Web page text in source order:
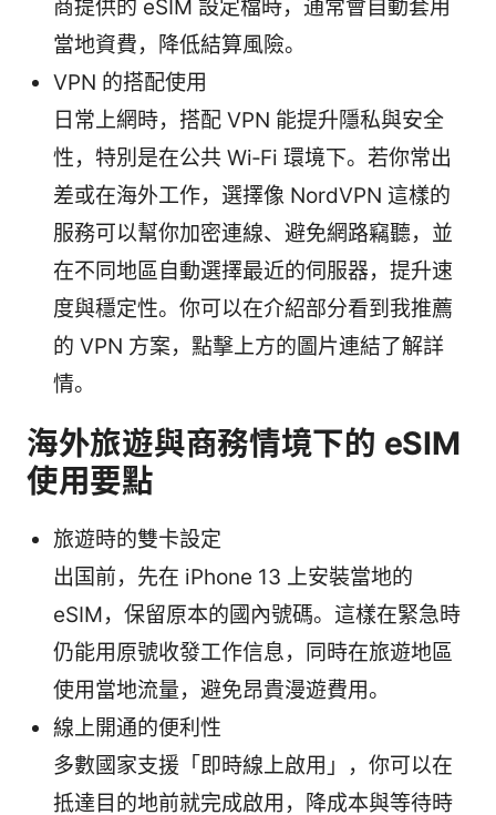
商提供的 eSIM 設定檔時，通常會自動套用
當地資費，降低結算風險。
VPN 的搭配使用
日常上網時，搭配 VPN 能提升隱私與安全
性，特別是在公共 Wi‑Fi 環境下。若你常出
差或在海外工作，選擇像 NordVPN 這樣的
服務可以幫你加密連線、避免網路竊聽，並
在不同地區自動選擇最近的伺服器，提升速
度與穩定性。你可以在介紹部分看到我推薦
的 VPN 方案，點擊上方的圖片連結了解詳
情。
海外旅遊與商務情境下的 eSIM
使用要點
旅遊時的雙卡設定
出国前，先在 iPhone 13 上安裝當地的
eSIM，保留原本的國內號碼。這樣在緊急時
仍能用原號收發工作信息，同時在旅遊地區
使用當地流量，避免昂貴漫遊費用。
線上開通的便利性
多數國家支援「即時線上啟用」，你可以在
抵達目的地前就完成啟用，降成本與等待時